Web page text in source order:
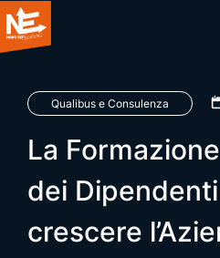
Home
Chi siamo
Cosa facciamo
Qualibus e Consulenza
La
dei
crescere